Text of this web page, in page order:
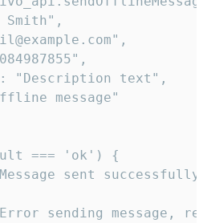
Smith",
"Description text",
message"
=== 'ok') {
sent
sending message,